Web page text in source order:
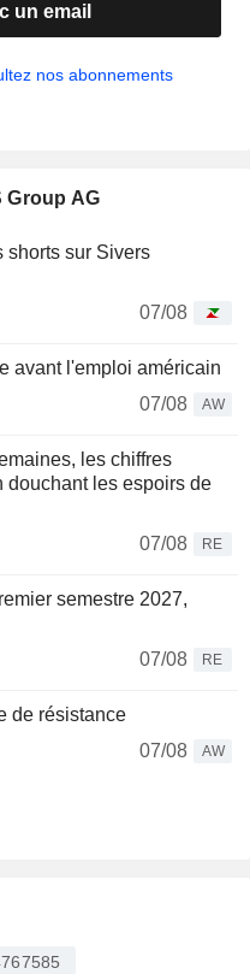
un email
nos abonnements
Group AG
shorts sur Sivers
07/08
avant l'emploi américain
07/08
AW
les chiffres
douchant les espoirs de
07/08
RE
semestre 2027,
07/08
RE
de résistance
07/08
AW